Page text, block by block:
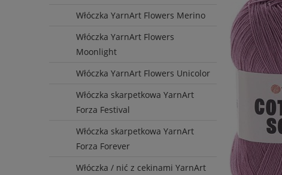
Włóczka YarnArt Flowers Merino
Włóczka YarnArt Flowers
Moonlight
Włóczka YarnArt Flowers Unicolor
Włóczka skarpetkowa YarnArt
Forza Festival
Włóczka skarpetkowa YarnArt
Forza Forever
Włóczka / nić z cekinami YarnArt